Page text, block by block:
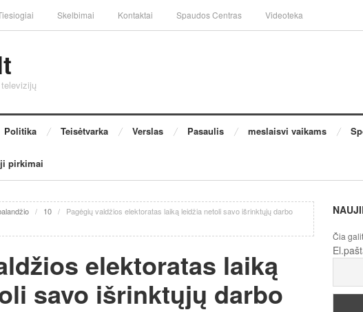
Skelbimai Kontaktai Spaudos Centras Videoteka
Politika Teisėtvarka Verslas Pasaulis meslaisvi vaikams
pirkimai
/ 10 /
Pagėgių valdžios elektoratas laiką leidžia netoli savo išrinktųjų darbo
elektoratas laiką
savo išrinktųjų darbo
Čia